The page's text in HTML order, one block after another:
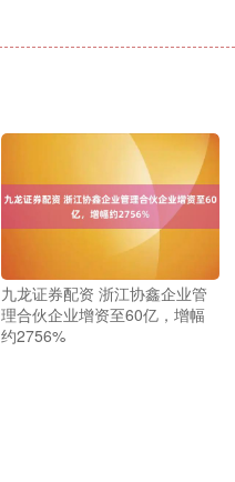
九龙证券配资 浙江协鑫企业管
理合伙企业增资至60亿，增幅
约2756%